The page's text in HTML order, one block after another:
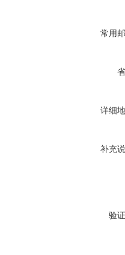
常用
详细
补充
验